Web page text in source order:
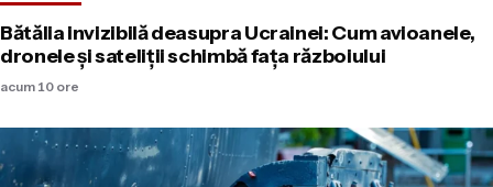
Bătălia invizibilă deasupra Ucrainei: Cum avioanele,
dronele și sateliții schimbă fața războiului
acum 10 ore